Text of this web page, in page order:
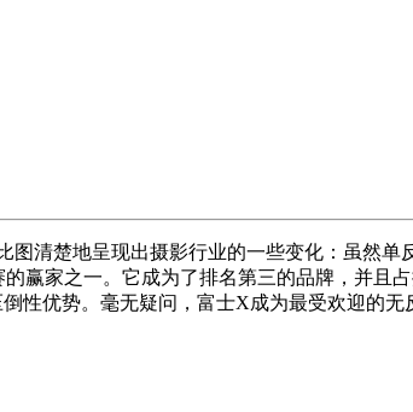
清楚地呈现出摄影行业的一些变化：虽然单
赢家之一。它成为了排名第三的品牌，并且
优势。毫无疑问，富士X成为最受欢迎的无